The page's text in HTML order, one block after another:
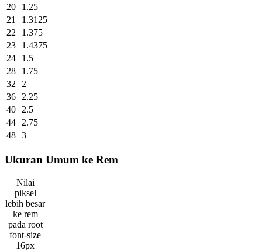
20
1.25
21
1.3125
22
1.375
23
1.4375
24
1.5
28
1.75
32
2
36
2.25
40
2.5
44
2.75
48 3
Ukuran Umum ke Rem
Nilai
piksel
lebih besar
ke rem
pada root
font-size
16px